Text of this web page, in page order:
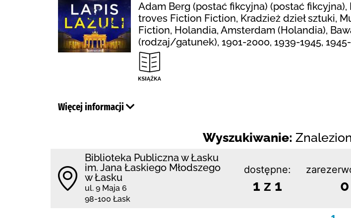
Adam Berg (postać fikcyjna) (postać
troves Fiction Fiction, Kradzież dzieł sztuki,
Fiction, Holandia, Amsterdam (Holandia),
(rodzaj/gatunek), 1901-2000, 1939-1945,
Więcej informacji
Wyszukiwanie:
Biblioteka Publiczna w Łasku
im. Jana Łaskiego Młodszego
w Łasku
ul. 9 Maja 6
98-100 Łask
dostępne:
1 z 1 0